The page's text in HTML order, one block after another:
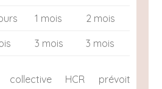
1 mois 2 mois
3 mois 3 mois
collective HCR prévoit